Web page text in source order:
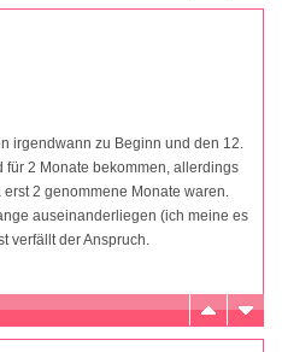
irgendwann zu Beginn und den 12.
für 2 Monate bekommen, allerdings
2 genommene Monate waren.
auseinanderliegen (ich meine es
verfällt der Anspruch.